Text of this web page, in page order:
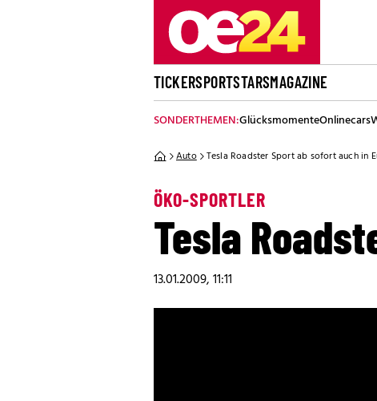
TICKERSPORTSTARSMAGAZINE
SONDERTHEMEN:GlücksmomenteOnlinecars
Auto Tesla Roadster Sport ab sofort auch in
ÖKO-SPORTLER
Tesla
13.01.2009, 11:11